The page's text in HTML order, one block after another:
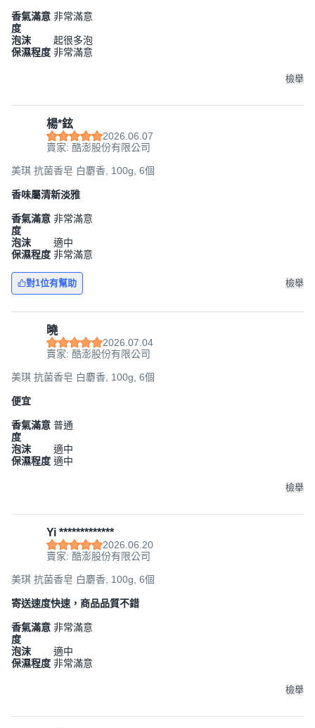
香氣滿意
度
非常滿意
泡沫
起很多泡
保濕程度 非常滿意
檢舉
楊*鉉
2026.06.07
賣家: 酷澎股份有限公司
美琪 抗菌香皂 白麝香, 100g, 6個
香味屬清新淡雅
香氣滿意
度
非常滿意
泡沫
適中
保濕程度 非常滿意
對1位有幫助 檢舉
曉
2026.07.04
賣家: 酷澎股份有限公司
美琪 抗菌香皂 白麝香, 100g, 6個
便宜
香氣滿意
度
普通
泡沫
適中
保濕程度 適中
檢舉
Yi *************
2026.06.20
賣家: 酷澎股份有限公司
美琪 抗菌香皂 白麝香, 100g, 6個
寄送速度快速，商品品質不錯
香氣滿意
度
非常滿意
泡沫
適中
保濕程度 非常滿意
檢舉